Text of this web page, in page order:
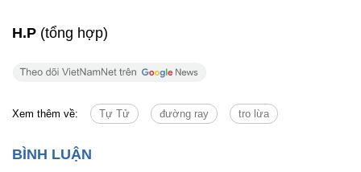
H.P (tổng hợp)
Xem thêm về: Tự Tử đường ray tro lừa